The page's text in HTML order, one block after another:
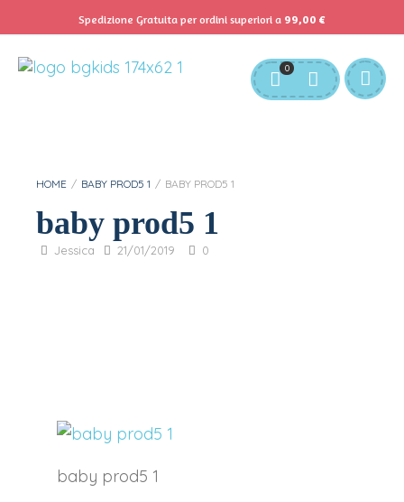
Servizio Clienti: info@bgkids.it +39 345 627 9165
Download APP B&G Kids
0
HOME / BABY PROD5 1 / BABY PROD5 1
baby prod5 1
Jessica 21/01/2019 0
baby prod5 1
Spedizione Gratuita per ordini superiori a 99,00 €